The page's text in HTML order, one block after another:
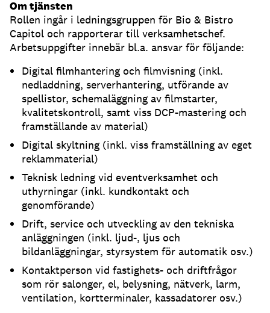
Om tjänsten
Rollen ingår i ledningsgruppen för Bio & Bistro
Capitol och rapporterar till verksamhetschef.
Arbetsuppgifter innebär bl.a. ansvar för följande:
Digital filmhantering och filmvisning (inkl.
nedladdning, serverhantering, utförande av
spellistor, schemaläggning av filmstarter,
kvalitetskontroll, samt viss DCP-mastering och
framställande av material)
Digital skyltning (inkl. viss framställning av eget
reklammaterial)
Teknisk ledning vid eventverksamhet och
uthyrningar (inkl. kundkontakt och
genomförande)
Drift, service och utveckling av den tekniska
anläggningen (inkl. ljud-, ljus och
bildanläggningar, styrsystem för automatik osv.)
Kontaktperson vid fastighets- och driftfrågor
som rör salonger, el, belysning, nätverk, larm,
ventilation, kortterminaler, kassadatorer osv.)